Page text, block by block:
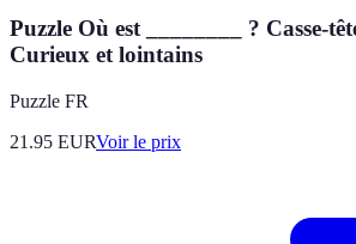
Puzzle Où est ________ ? Casse-
Curieux et lointains
Puzzle FR
21.95 EURVoir le prix